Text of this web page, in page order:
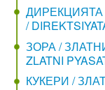
/
ЗОРА /
ZLATNI
КУКЕРИ /